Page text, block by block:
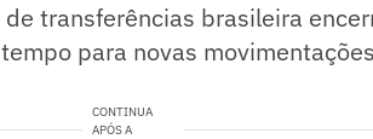
transferências brasileira
para novas
CONTINUA
APÓS A